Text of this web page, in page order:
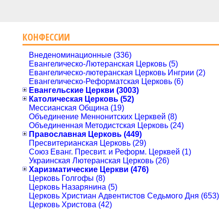
КОНФЕССИИ
Внеденоминационные (336)
Евангелическо-Лютеранская Церковь (5)
Евангелическо-лютеранская Церковь Ингрии (2)
Евангелическо-Реформатская Церковь (6)
Евангельские Церкви (3003)
Католическая Церковь (52)
Мессианская Община (19)
Объединение Меннонитских Церквей (8)
Объединенная Методистская Церковь (24)
Православная Церковь (449)
Пресвитерианская Церковь (29)
Союз Еванг. Пресвит. и Реформ. Церквей (1)
Украинская Лютеранская Церковь (26)
Харизматические Церкви (476)
Церковь Голгофы (8)
Церковь Назарянина (5)
Церковь Христиан Адвентистов Седьмого Дня (653)
Церковь Христова (42)